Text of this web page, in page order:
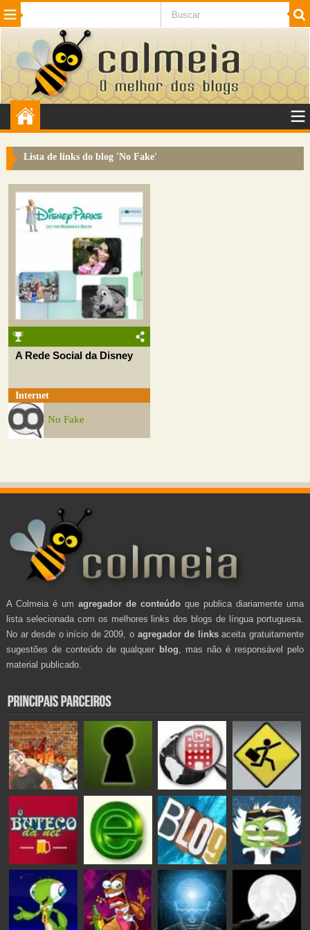
Beleza Cinema e TV
Internet Jogos NotÃ­cias SaÃºde
VeÃ­culos Adulto
Sugerir Link
Colmeia Exchange
Perguntas Frequentes
Contato
Lista de links do blog 'No Fake'
A Rede Social da Disney
Internet
No Fake
A Colmeia é um agregador de conteúdo que publica diariamente uma
lista selecionada com os melhores links dos blogs de língua portuguesa.
No ar desde o início de 2009, o agregador de linksaceita gratuitamente
sugestões de conteúdo de qualquer blog , mas não é responsável pelo
material publicado.